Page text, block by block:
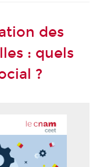
des
: quels
?